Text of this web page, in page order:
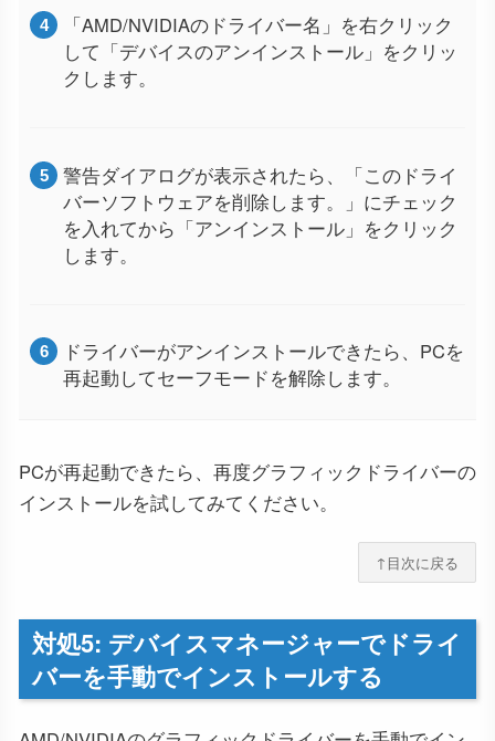
「AMD/NVIDIAのドライバー名」を右クリック
して「デバイスのアンインストール」をクリッ
クします。
警告ダイアログが表示されたら、「このドライ
バーソフトウェアを削除します。」にチェック
を入れてから「アンインストール」をクリック
します。
ドライバーがアンインストールできたら、PCを
再起動してセーフモードを解除します。
PCが再起動できたら、再度グラフィックドライバーの
インストールを試してみてください。
↑目次に戻る
対処5: デバイスマネージャーでドライ
バーを手動でインストールする